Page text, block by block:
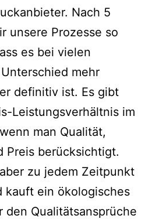
Nach 5
unsere Prozesse so
es bei vielen
mehr
definitiv ist. Es gibt
Leistungsverhältnis im
man Qualität,
Preis berücksichtigt.
zu jedem Zeitpunkt
kauft ein ökologisches
den Qualitätsansprüche